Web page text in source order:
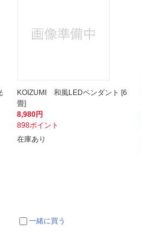
KOIZUMI 和風LEDペンダント [6
畳]
8,980円
898ポイント
在庫あり
一緒に買う